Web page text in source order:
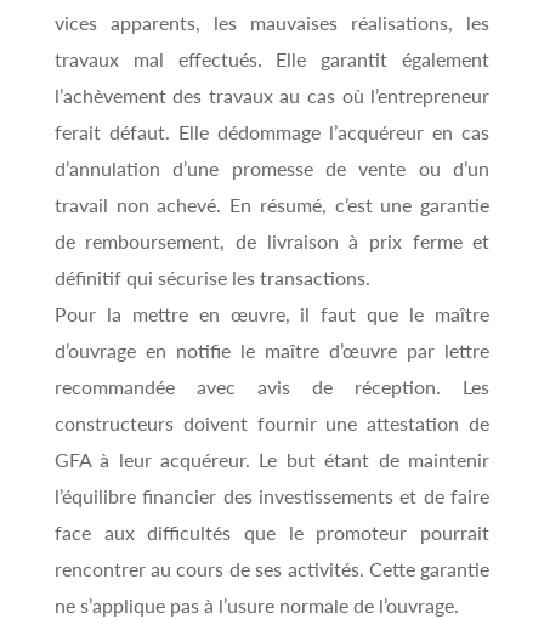
vices apparents, les mauvaises réalisations, les
travaux mal effectués. Elle garantit également
l’achèvement des travaux au cas où l’entrepreneur
ferait défaut. Elle dédommage l’acquéreur en cas
d’annulation d’une promesse de vente ou d’un
travail non achevé. En résumé, c’est une garantie
de remboursement, de livraison à prix ferme et
définitif qui sécurise les transactions.
Pour la mettre en œuvre, il faut que le maître
d’ouvrage en notifie le maître d’œuvre par lettre
recommandée avec avis de réception. Les
constructeurs doivent fournir une attestation de
GFA à leur acquéreur. Le but étant de maintenir
l’équilibre financier des investissements et de faire
face aux difficultés que le promoteur pourrait
rencontrer au cours de ses activités. Cette garantie
ne s’applique pas à l’usure normale de l’ouvrage.